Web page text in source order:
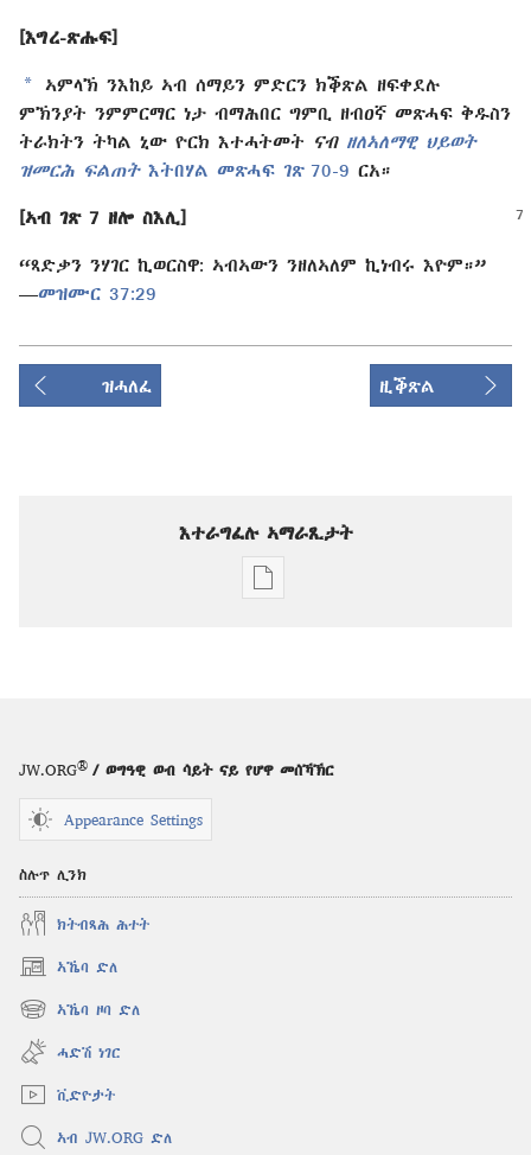
[እግረ-ጽሑፍ]
a
ኣምላኽ ንእከይ ኣብ ሰማይን ምድርን ክቕጽል ዘፍቀደሉ
ምኽንያት ንምምርማር ነታ ብማሕበር ግምቢ ዘብዐኛ መጽሓፍ ቅዱስን
ትራክትን ትካል ኒው ዮርክ እተሓትመት
ናብ ዘለኣለማዊ ህይወት
ዝመርሕ ፍልጠትእትበሃል መጽሓፍ ገጽ 70-9 ርአ።
[ኣብ ገጽ 7 ዘሎ ስእሊ]
“ጻድቃን ንሃገር ኪወርስዋ: ኣብኣውን ንዘለኣለም ኪነብሩ እዮም።”​
—⁠መዝሙር 37:⁠29
ዝሓለፈ ዚቕጽል
እተራግፈሉ ኣማራጺታት
ዲጂታዊ
ዘብዐኛ
ጥቅምቲ
JW.ORG® / ወግዓዊ ወብ ሳይት ናይ የሆዋ መሰኻኽር
Appearance Settings
ስሉጥ ሊንክ
ክትብጻሕ ሕተት
ኣኼባ ድለ
(opens
new
window)
ኣኼባ ዞባ ድለ
(opens
new
window)
ሓድሽ ነገር
ቪድዮታት
ኣብ JW.ORG ድለ